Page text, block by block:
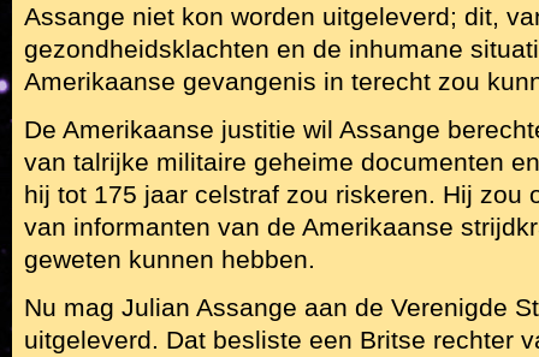
Assange niet kon worden uitgeleverd; dit,
gezondheidsklachten en de inhumane
Amerikaanse gevangenis in terecht zou
De Amerikaanse justitie wil Assange
van talrijke militaire geheime documenten
hij tot 175 jaar celstraf zou riskeren. Hij zou
van informanten van de Amerikaanse
geweten kunnen hebben.
Nu mag Julian Assange aan de Verenigde
uitgeleverd. Dat besliste een Britse rechter